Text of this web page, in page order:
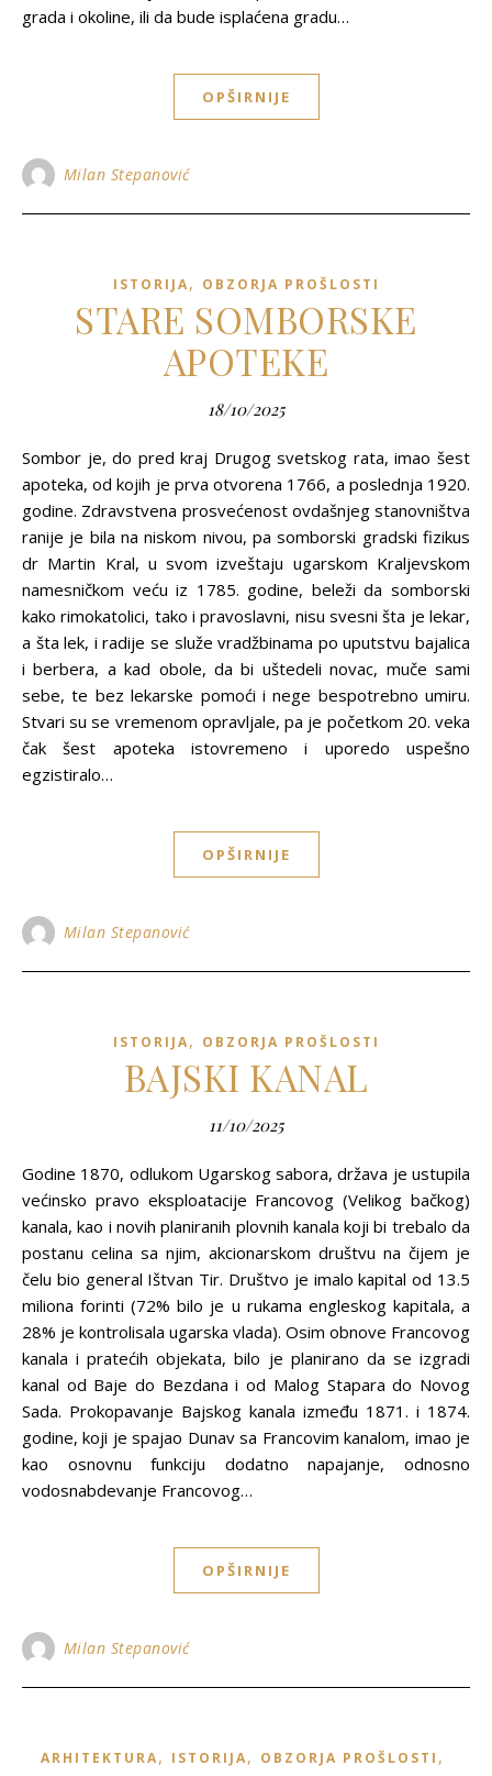
grada i okoline, ili da bude isplaćena gradu…
OPŠIRNIJE
Milan Stepanović
ISTORIJA, OBZORJA PROŠLOSTI
STARE SOMBORSKE
APOTEKE
18/10/2025
Sombor je, do pred kraj Drugog svetskog rata, imao šest
apoteka, od kojih je prva otvorena 1766, a poslednja 1920.
godine. Zdravstvena prosvećenost ovdašnjeg stanovništva
ranije je bila na niskom nivou, pa somborski gradski fizikus
dr Martin Kral, u svom izveštaju ugarskom Kraljevskom
namesničkom veću iz 1785. godine, beleži da somborski
kako rimokatolici, tako i pravoslavni, nisu svesni šta je lekar,
a šta lek, i radije se služe vradžbinama po uputstvu bajalica
i berbera, a kad obole, da bi uštedeli novac, muče sami
sebe, te bez lekarske pomoći i nege bespotrebno umiru.
Stvari su se vremenom opravljale, pa je početkom 20. veka
čak šest apoteka istovremeno i uporedo uspešno
egzistiralo…
OPŠIRNIJE
Milan Stepanović
ISTORIJA, OBZORJA PROŠLOSTI
BAJSKI KANAL
11/10/2025
Godine 1870, odlukom Ugarskog sabora, država je ustupila
većinsko pravo eksploatacije Francovog (Velikog bačkog)
kanala, kao i novih planiranih plovnih kanala koji bi trebalo da
postanu celina sa njim, akcionarskom društvu na čijem je
čelu bio general Ištvan Tir. Društvo je imalo kapital od 13.5
miliona forinti (72% bilo je u rukama engleskog kapitala, a
28% je kontrolisala ugarska vlada). Osim obnove Francovog
kanala i pratećih objekata, bilo je planirano da se izgradi
kanal od Baje do Bezdana i od Malog Stapara do Novog
Sada. Prokopavanje Bajskog kanala između 1871. i 1874.
godine, koji je spajao Dunav sa Francovim kanalom, imao je
kao osnovnu funkciju dodatno napajanje, odnosno
vodosnabdevanje Francovog…
OPŠIRNIJE
Milan Stepanović
ARHITEKTURA, ISTORIJA, OBZORJA PROŠLOSTI ,